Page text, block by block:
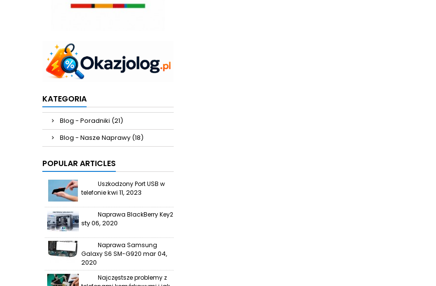
KATEGORIA
Blog - Poradniki (21)
Blog - Nasze Naprawy (18)
POPULAR ARTICLES
Uszkodzony Port USB w
telefoniekwi 11, 2023
Naprawa BlackBerry Key2
sty 06, 2020
Naprawa Samsung
Galaxy S6 SM-G920 mar 04,
2020
Najczęstsze problemy z